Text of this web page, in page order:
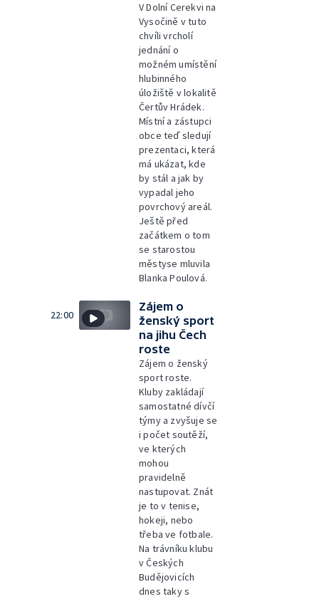
V Dolní Cerekvi na
Vysočině v tuto
chvíli vrcholí
jednání o
možném umístění
hlubinného
úložiště v lokalitě
Čertův Hrádek.
Místní a zástupci
obce teď sledují
prezentaci, která
má ukázat, kde
by stál a jak by
vypadal jeho
povrchový areál.
Ještě před
začátkem o tom
se starostou
městyse mluvila
Blanka Poulová.
22:00
Zájem o
ženský sport
na jihu Čech
roste
Zájem o ženský
sport roste.
Kluby zakládají
samostatné dívčí
týmy a zvyšuje se
i počet soutěží,
ve kterých
mohou
pravidelně
nastupovat. Znát
je to v tenise,
hokeji, nebo
třeba ve fotbale.
Na trávníku klubu
v Českých
Budějovicích
dnes taky s